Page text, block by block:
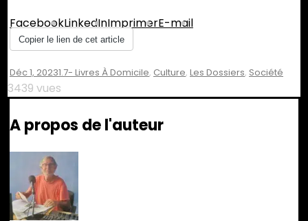
FacebookLinkedInImprimerE-mail
Copier le lien de cet article
Déc 1, 20231.7- Livres À Domicile, Culture, Les Dossiers, Société
3439 vues
A propos de l'auteur